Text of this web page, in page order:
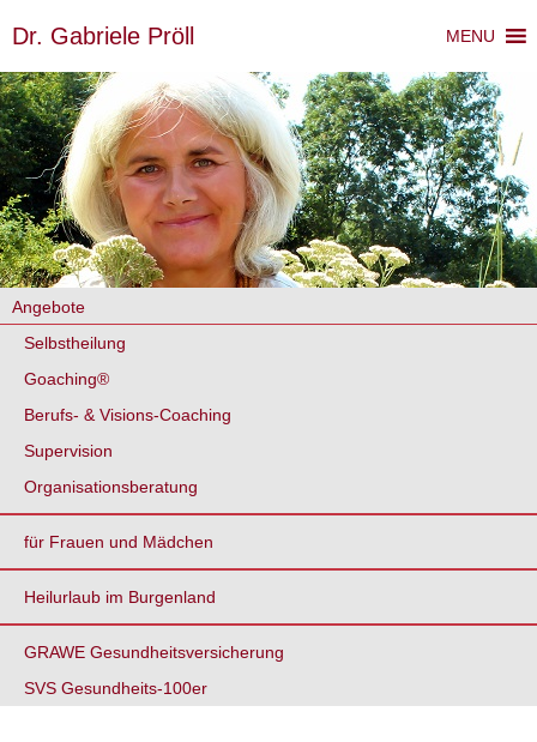
Dr. Gabriele Pröll MENU
Angebote
Selbstheilung
Goaching®
Berufs- & Visions-Coaching
Supervision
Organisationsberatung
für Frauen und Mädchen
Heilurlaub im Burgenland
GRAWE Gesundheitsversicherung
SVS Gesundheits-100er